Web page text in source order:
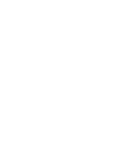
e altri mezzi di